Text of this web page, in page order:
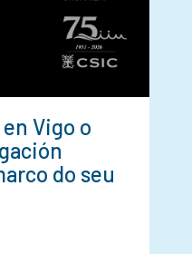
Vigo o
do seu